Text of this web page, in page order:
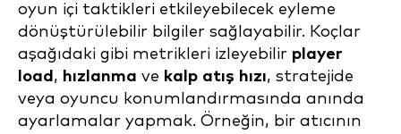
oyun içi taktikleri etkileyebilecek eyleme
dönüştürülebilir bilgiler sağlayabilir. Koçlar
aşağıdaki gibi metrikleri izleyebilir player
load , hızlanma ve kalp atış hızı, stratejide
veya oyuncu konumlandırmasında anında
ayarlamalar yapmak. Örneğin, bir atıcının